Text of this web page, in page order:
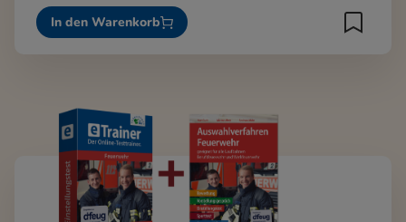
In den Warenkorb